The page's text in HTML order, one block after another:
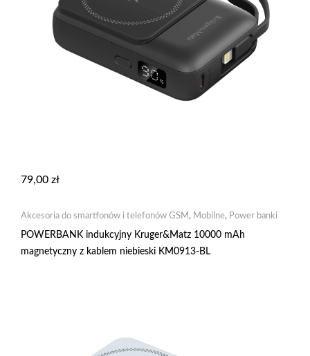
79,00 zł
Akcesoria do smartfonów i telefonów GSM , Mobilne, Power banki
POWERBANK indukcyjny Kruger&Matz 10000 mAh
magnetyczny z kablem niebieski KM0913-BL